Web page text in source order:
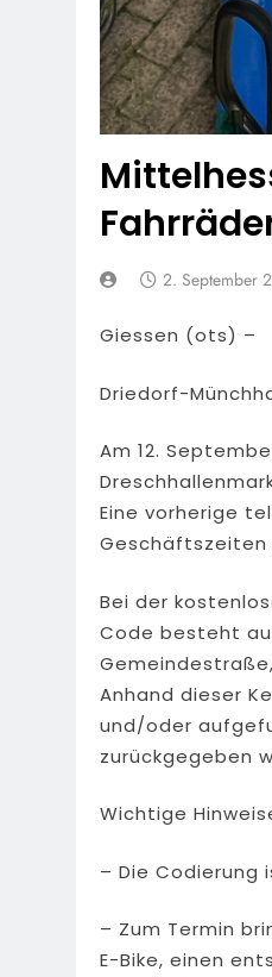
2. September
Giessen (ots) –
Driedorf-
Am 12.
Eine vorherige
Geschäftszeiten
Bei der
Code besteht
Anhand dieser
und/oder
zurückgegeben
Wichtige
– Die Codierung
– Zum Termin
E-Bike, einen